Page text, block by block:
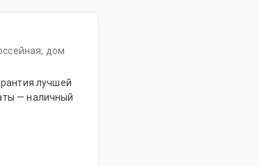
дом
— наличный